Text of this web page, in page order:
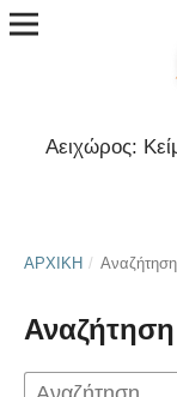
Αειχώρος:
ΑΡΧΙΚΉ / Αναζήτηση
Αναζήτηση